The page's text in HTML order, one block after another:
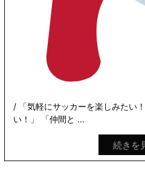
/ 「気軽にサッカーを楽しみたい
い！」 「仲間と ...
続きを